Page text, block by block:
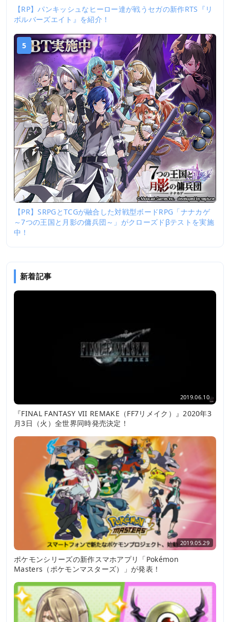
【RP】パンキッシュなヒーロー達が戦うセガの新作RTS『リ
ボルバーズエイト』を紹介！
5
【PR】SRPGとTCGが融合した対戦型ボードRPG「ナナカゲ
～7つの王国と月影の傭兵団～」がクローズドβテストを実施
中！
新着記事
2019.06.10
『FINAL FANTASY VII REMAKE（FF7リメイク）』2020年3
月3日（火）全世界同時発売決定！
2019.05.29
ポケモンシリーズの新作スマホアプリ「Pokémon
Masters（ポケモンマスターズ）」が発表！